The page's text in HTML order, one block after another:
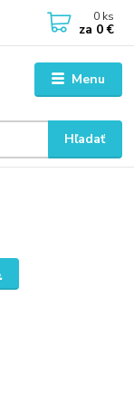
Menu
Hľadať
0 ks
za 0 €